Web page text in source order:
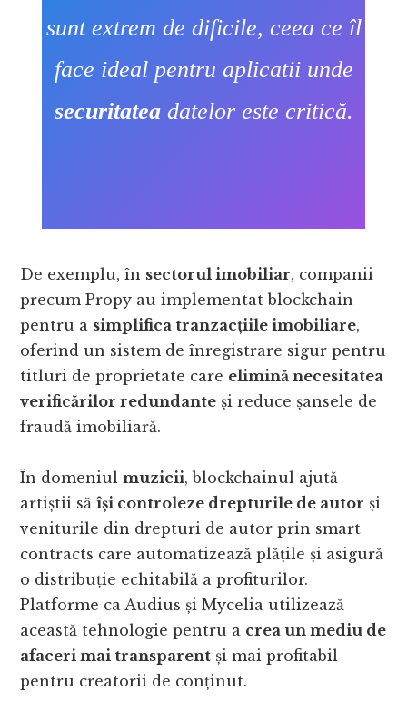
sunt extrem de dificile, ceea ce îl
face ideal pentru aplicatii unde
securitateadatelor este critică.
De exemplu, în sectorul imobiliar, companii
precum Propy au implementat blockchain
pentru a simplifica tranzacțiile imobiliare,
oferind un sistem de înregistrare sigur pentru
titluri de proprietate care elimină necesitatea
verificărilor redundante și reduce șansele de
fraudă imobiliară.
În domeniulmuzicii, blockchainul ajută
artiștii săîși controleze drepturile de autor și
veniturile din drepturi de autor prin smart
contracts care automatizează plățile și asigură
o distribuție echitabilă a profiturilor.
Platforme ca Audius și Mycelia utilizează
această tehnologie pentru a crea un mediu de
afaceri mai transparent și mai profitabil
pentru creatorii de conținut.